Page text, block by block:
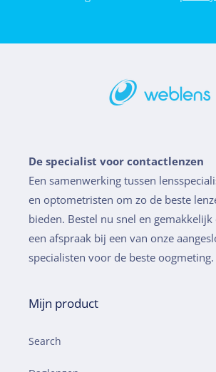
De specialist voor contactlenzen
Een samenwerking tussen
en optometristen om zo de beste
bieden. Bestel nu snel en
een afspraak bij een van onze
specialisten voor de beste oogmeting.
Mijn product
Search